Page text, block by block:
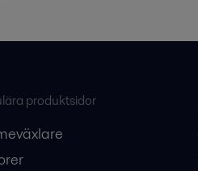
produktsidor